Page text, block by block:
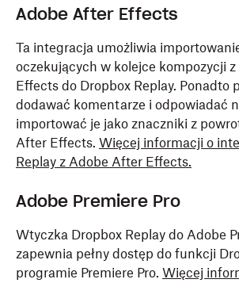
Adobe After Effects
Ta integracja umożliwia
oczekujących w kolejce kompozycji
Effects do Dropbox Replay. Ponadto
dodawać komentarze i odpowiadać
importować je jako znaczniki z
After Effects. Więcej informacji o
Replay z Adobe After Effects.
Adobe Premiere Pro
Wtyczka Dropbox Replay do Adobe
zapewnia pełny dostęp do funkcji
programie Premiere Pro. Więcej